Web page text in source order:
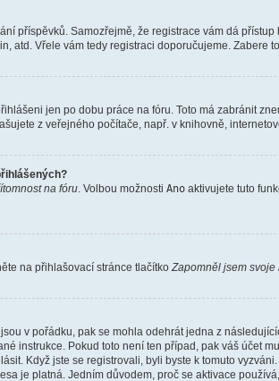
příspěvků. Samozřejmě, že registrace vám dá
atd. Vřele vám tedy registraci doporučujeme. Zabere
jen po dobu práce na fóru. Toto má zabránit
z veřejného počítače, např. v knihovně,
na fóru. Volbou možnosti Anoaktivujete tuto
na přihlašovací stránce tlačítkoZapomněl jsem svoje
v pořádku, pak se mohla odehrát jedna z
instrukce. Pokud toto není ten případ, pak váš účet
Když jste se registrovali, byli byste k tomuto
je platná. Jedním důvodem, proč se aktivace